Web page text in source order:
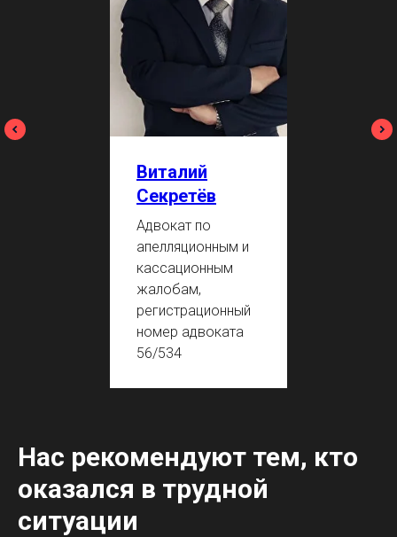
Виталий
Секретёв
Адвокат по
апелляционным и
кассационным
жалобам,
регистрационный
номер адвоката
56/534
Нас рекомендуют тем, кто
оказался в трудной
ситуации